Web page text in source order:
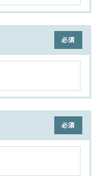
(必須)
(必須)